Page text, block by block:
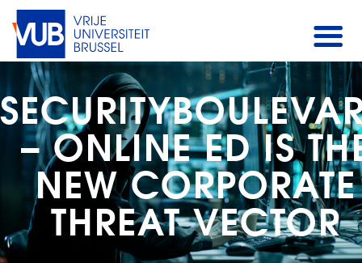
– ONLINE ED IS
NEW CORPORATE
THREAT VECTOR